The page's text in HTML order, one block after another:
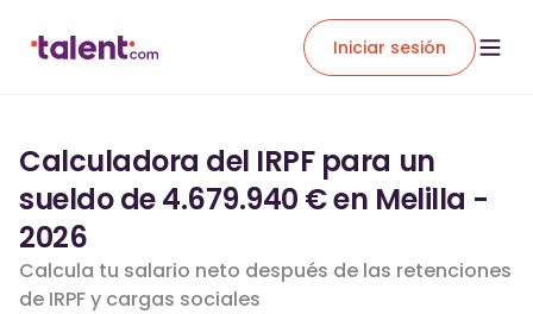
Iniciar sesión
Calculadora del IRPF para un
sueldo de 4.679.940 € en Melilla -
2026
Calcula tu salario neto después de las retenciones
de IRPF y cargas sociales